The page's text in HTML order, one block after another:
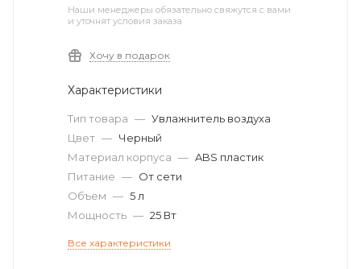
Наши менеджеры обязательно свяжутся с вами
и уточнят условия заказа
Хочу в подарок
Характеристики
Тип товара — Увлажнитель воздуха
Цвет — Черный
Материал корпуса — ABS пластик
Питание — От сети
Объем — 5 л
Мощность — 25 Вт
Все характеристики